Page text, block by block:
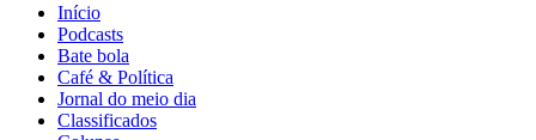
Início
Podcasts
Bate bola
Café & Política
Jornal do meio dia
Classificados